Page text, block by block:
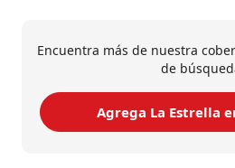
Encuentra más de nuestra
de
Agrega La Estrella